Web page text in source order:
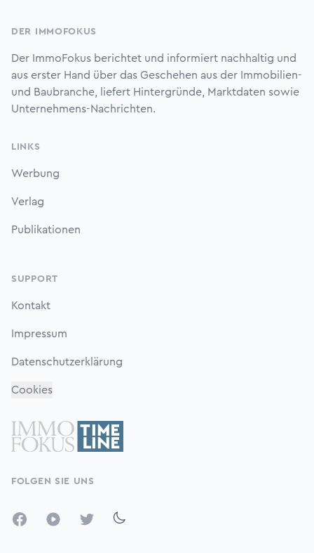
DER IMMOFOKUS
Der ImmoFokus berichtet und informiert nachhaltig und
aus erster Hand über das Geschehen aus der Immobilien-
und Baubranche, liefert Hintergründe, Marktdaten sowie
Unternehmens-Nachrichten.
LINKS
Werbung
Verlag
Publikationen
SUPPORT
Kontakt
Impressum
Datenschutzerklärung
Cookies
FOLGEN SIE UNS
FacebookYouTubeTwitter